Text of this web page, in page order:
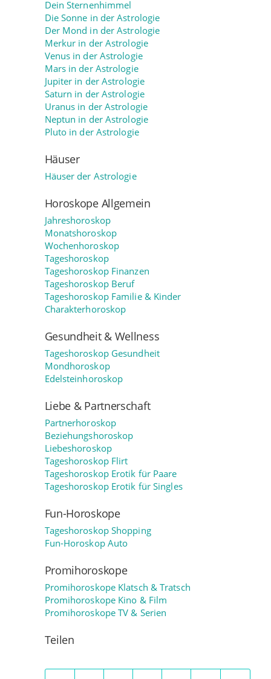
Dein Sternenhimmel
Die Sonne in der Astrologie
Der Mond in der Astrologie
Merkur in der Astrologie
Venus in der Astrologie
Mars in der Astrologie
Jupiter in der Astrologie
Saturn in der Astrologie
Uranus in der Astrologie
Neptun in der Astrologie
Pluto in der Astrologie
Häuser
Häuser der Astrologie
Horoskope Allgemein
Jahreshoroskop
Monatshoroskop
Wochenhoroskop
Tageshoroskop
Tageshoroskop Finanzen
Tageshoroskop Beruf
Tageshoroskop Familie & Kinder
Charakterhoroskop
Gesundheit & Wellness
Tageshoroskop Gesundheit
Mondhoroskop
Edelsteinhoroskop
Liebe & Partnerschaft
Partnerhoroskop
Beziehungshoroskop
Liebeshoroskop
Tageshoroskop Flirt
Tageshoroskop Erotik für Paare
Tageshoroskop Erotik für Singles
Fun-Horoskope
Tageshoroskop Shopping
Fun-Horoskop Auto
Promihoroskope
Promihoroskope Klatsch & Tratsch
Promihoroskope Kino & Film
Promihoroskope TV & Serien
Teilen